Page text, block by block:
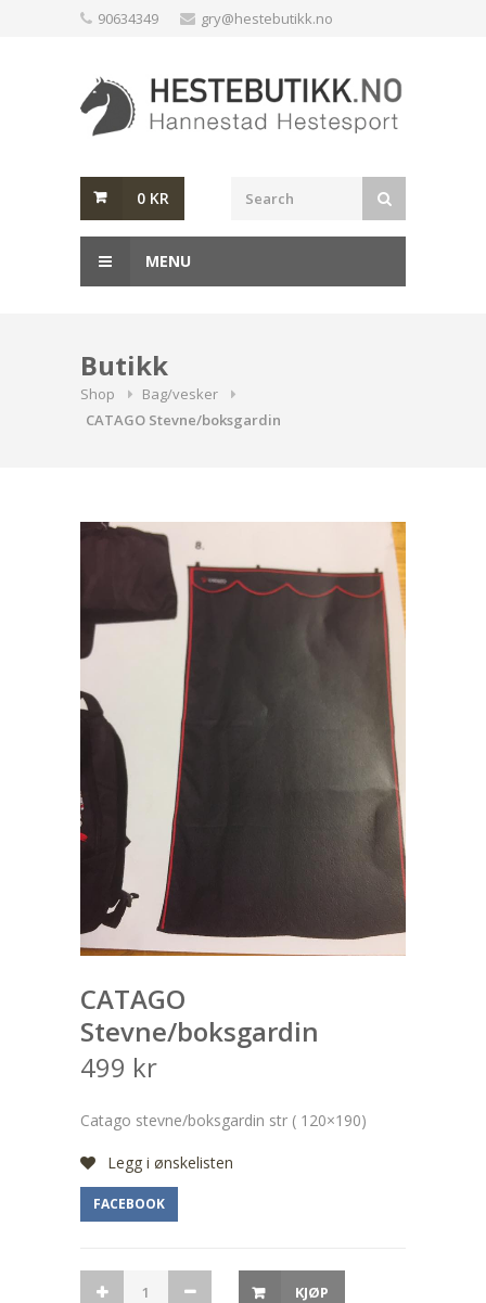
90634349 gry@hestebutikk.no
0 KR
MENU
Butikk
Shop
Bag/vesker
CATAGO Stevne/boksgardin
CATAGO
Stevne/boksgardin
499 kr
Catago stevne/boksgardin str ( 120×190)
Legg i ønskelisten
FACEBOOK
KJØP